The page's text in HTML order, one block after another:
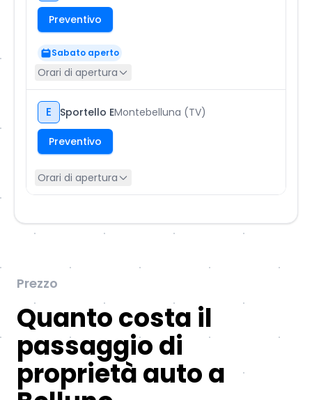
Preventivo
Sabato aperto
Orari di apertura
E Sportello EMontebelluna (TV)
Preventivo
Orari di apertura
Prezzo
Quanto costa il
passaggio di
proprietà auto a